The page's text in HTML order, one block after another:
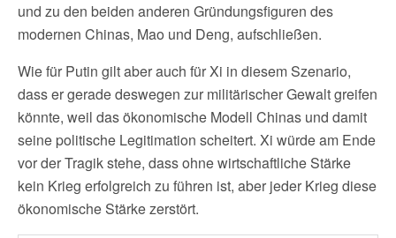
und zu den beiden anderen Gründungsfiguren des
modernen Chinas, Mao und Deng, aufschließen.
Wie für Putin gilt aber auch für Xi in diesem Szenario,
dass er gerade deswegen zur militärischer Gewalt greifen
könnte, weil das ökonomische Modell Chinas und damit
seine politische Legitimation scheitert. Xi würde am Ende
vor der Tragik stehe, dass ohne wirtschaftliche Stärke
kein Krieg erfolgreich zu führen ist, aber jeder Krieg diese
ökonomische Stärke zerstört.